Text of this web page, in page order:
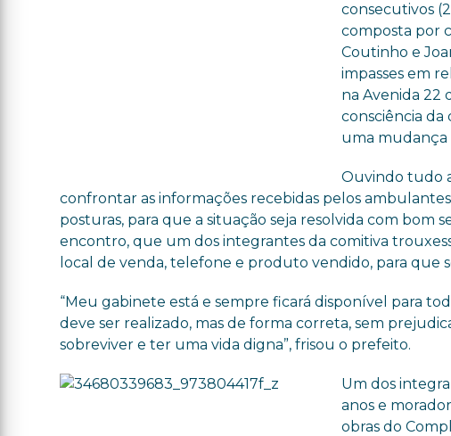
consecutivos
composta por
Coutinho e
impasses em
na Avenida 22
consciência da
uma mudança
Ouvindo tudo
confrontar as informações recebidas pelos
posturas, para que a situação seja resolvida com bom
encontro, que um dos integrantes da comitiva
local de venda, telefone e produto vendido, para que
“Meu gabinete está e sempre ficará disponível para
deve ser realizado, mas de forma correta, sem
sobreviver e ter uma vida digna”, frisou o prefeito.
Um dos
anos e
obras do